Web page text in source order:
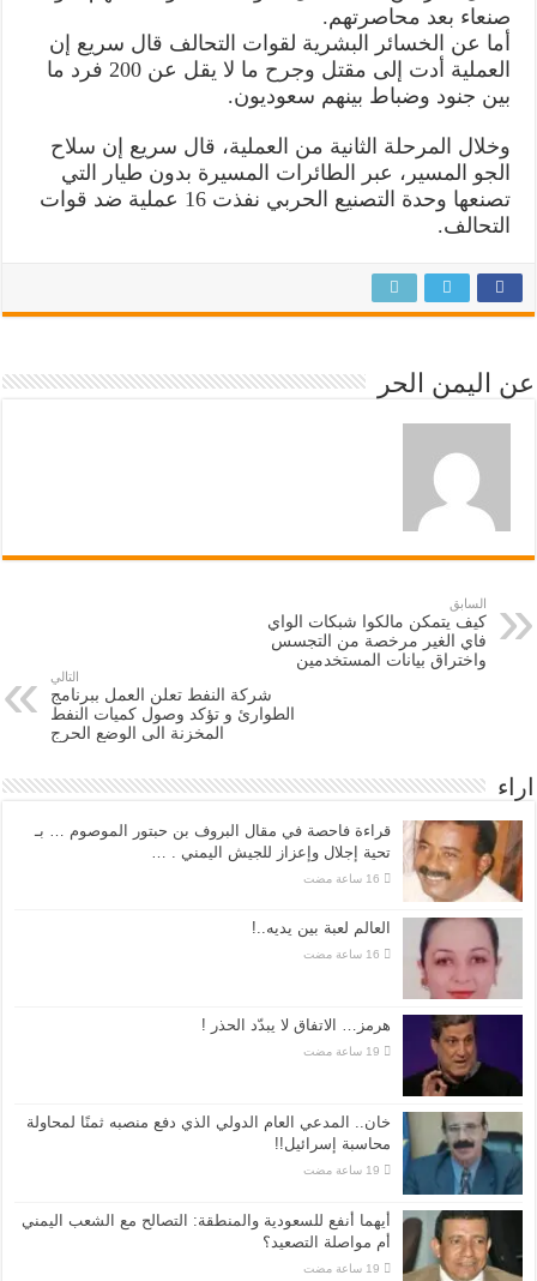
صنعاء بعد محاصرتهم.
أما عن الخسائر البشرية لقوات التحالف قال سريع إن
العملية أدت إلى مقتل وجرح ما لا يقل عن 200 فرد ما
بين جنود وضباط بينهم سعوديون.
وخلال المرحلة الثانية من العملية، قال سريع إن سلاح
الجو المسير، عبر الطائرات المسيرة بدون طيار التي
تصنعها وحدة التصنيع الحربي نفذت 16 عملية ضد قوات
التحالف.
عن اليمن الحر
السابق
كيف يتمكن مالكوا شبكات الواي
فاي الغير مرخصة من التجسس
واختراق بيانات المستخدمين
التالي
شركة النفط تعلن العمل ببرنامج
الطوارئ و تؤكد وصول كميات النفط
المخزنة الى الوضع الحرج
اراء
قراءة فاحصة في مقال البروف بن حبتور الموصوم … بـ
تحية إجلال وإعزاز للجيش اليمني . …
العالم لعبة بين يديه..!
هرمز… الاتفاق لا يبدّد الحذر !
خان.. المدعي العام الدولي الذي دفع منصبه ثمنًا لمحاولة
محاسبة إسرائيل!!
أيهما أنفع للسعودية والمنطقة: التصالح مع الشعب اليمني
أم مواصلة التصعيد؟